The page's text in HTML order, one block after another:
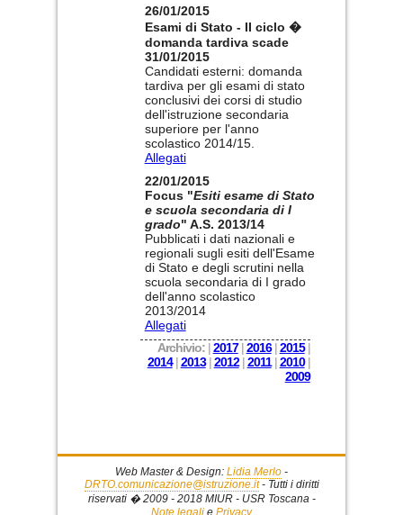
26/01/2015
Esami di Stato - II ciclo �
domanda tardiva scade
31/01/2015
Candidati esterni: domanda
tardiva per gli esami di stato
conclusivi dei corsi di studio
dell'istruzione secondaria
superiore per l'anno
scolastico 2014/15.
Allegati
22/01/2015
Focus "Esiti esame di Stato
e scuola secondaria di I
grado" A.S. 2013/14
Pubblicati i dati nazionali e
regionali sugli esiti dell'Esame
di Stato e degli scrutini nella
scuola secondaria di I grado
dell'anno scolastico
2013/2014
Allegati
Archivio:|2017|2016|2015|
2014|2013|2012|2011|2010|
2009
Web Master & Design: Lidia Merlo -
DRTO.comunicazione@istruzione.it- Tutti i diritti
riservati � 2009 - 2018 MIUR - USR Toscana -